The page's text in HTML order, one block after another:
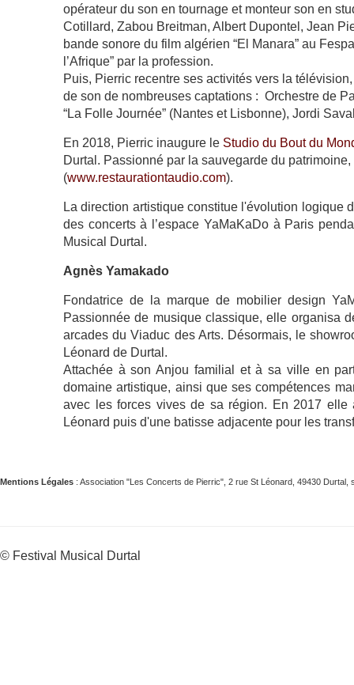
opérateur du son en tournage et monteur son en
Cotillard, Zabou Breitman, Albert Dupontel, Jean
bande sonore du film algérien “El Manara” au
l’Afrique” par la profession.
Puis, Pierric recentre ses activités vers la
de son de nombreuses captations : Orchestre de
“La Folle Journée” (Nantes et Lisbonne), Jordi
En 2018, Pierric inaugure le Studio du Bout du
Durtal. Passionné par la sauvegarde du
(www.restaurationtaudio.com).
La direction artistique constitue l'évolution logique
des concerts à l’espace YaMaKaDo à Paris
Musical Durtal.
Agnès Yamakado
Fondatrice de la marque de mobilier design
Passionnée de musique classique, elle organisa
arcades du Viaduc des Arts. Désormais, le
Léonard de Durtal.
Attachée à son Anjou familial et à sa ville en
domaine artistique, ainsi que ses compétences
avec les forces vives de sa région. En 2017
Léonard puis d'une batisse adjacente pour les
Mentions Légales : Association "Les Concerts de Pierric", 2 rue St Léonard, 49430
© Festival Musical Durtal